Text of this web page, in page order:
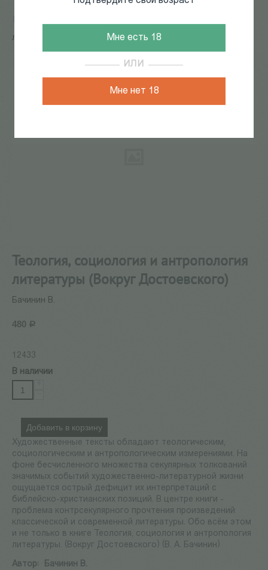
Мне есть 18
ИЛИ
Мне нет 18
литературы (Вокруг Достоевского)
Теология, социология и антропология
литературы (Вокруг Достоевского)
Бачинин В.
480 Р
12433
В наличии
Добавить в корзину
Художественные тексты обладают теологическим,
социологическим и антропологическим измерениями. На
фоне бесчисленного множества секулярных толкований
значимых событий художественно-литературной жизни
ощущается острый дефицит их интерпретаций с
библейско-христианских позиций. В центре книги -
проблема контрсекулярного прочтения произведений
классической и современной литературы. Обо всём этом
и не только в книге Теология, социология и антропология
литературы. (Вокруг Достоевского) (В. А. Бачинин)
Автор:
Бачинин В.